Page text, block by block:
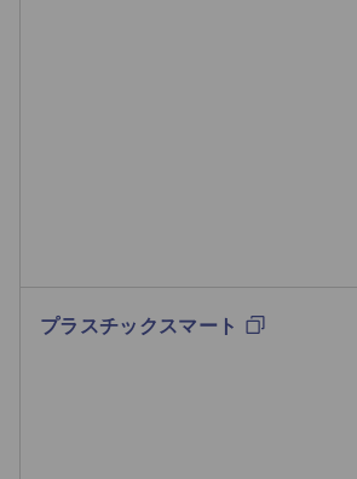
プラスチックスマート